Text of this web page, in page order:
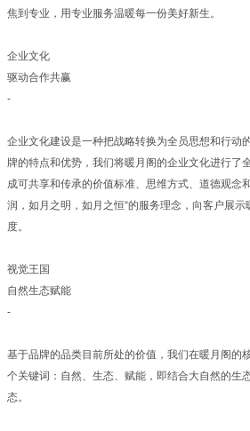
焦到专业，用专业服务温暖每一份美好新生。
企业文化
驱动合作共赢
-
企业文化建设是一种把战略转换为全员思想和行动
牌的特点和优势，我们将暖月阁的企业文化进行了
成可共享和传承的价值标准、思维方式、道德观念
润，如月之明，如月之恒“的服务理念，向客户展
度。
视觉王国
自然生态赋能
-
基于品牌的品类目前所处的价值，我们在暖月阁的
个关键词：自然、生态、赋能，即结合大自然的生
态。